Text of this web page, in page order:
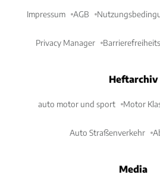
Impressum AGB
Privacy Manager
Heftarchiv
auto motor und sport Motor
Auto Straßenverkehr
Media